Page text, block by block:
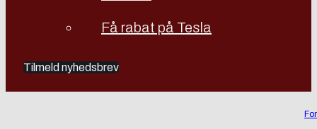
Få rabat på Tesla
Tilmeld nyhedsbrev